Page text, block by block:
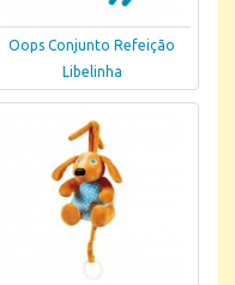
Oops Conjunto Refeição
Libelinha